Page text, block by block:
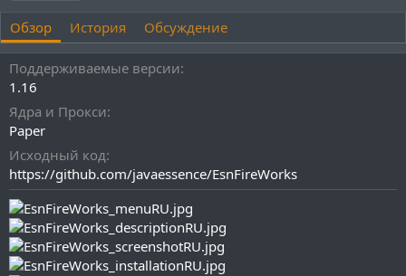
о
р
с
о
з
н
я
Обзор История Обсуждение
Поддерживаемые версии
1.16
Ядра и Прокси
Paper
Исходный код
https://github.com/javaessence/EsnFireWorks